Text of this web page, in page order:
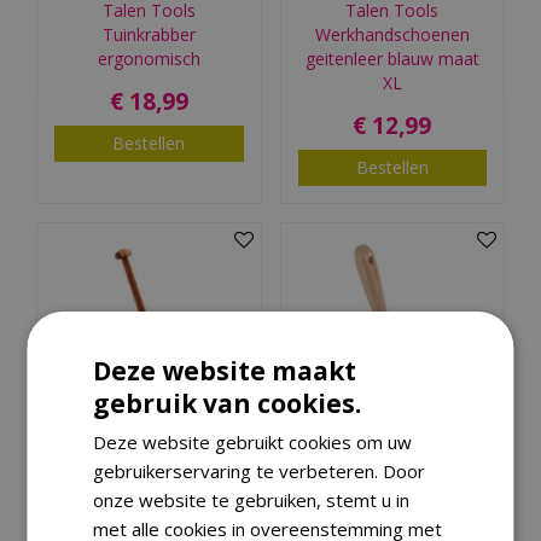
Talen Tools
Tuinkrabber
ergonomisch
€ 18,99
Bestellen
Talen Tools
Werkhandschoenen
geitenleer blauw maat
XL
€ 12,99
Bestellen
Talen Tools S.J. steel 85
cm
Verplantschepje breed
Deze website maakt
gebruik van cookies.
Deze website gebruikt cookies om uw
gebruikerservaring te verbeteren. Door
onze website te gebruiken, stemt u in
met alle cookies in overeenstemming met